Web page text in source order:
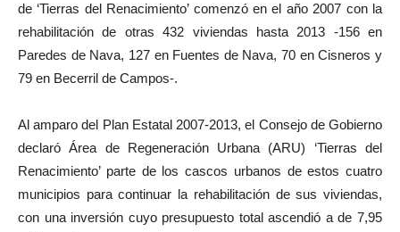
de ‘Tierras del Renacimiento’ comenzó en el año 2007 con la
rehabilitación de otras 432 viviendas hasta 2013 -156 en
Paredes de Nava, 127 en Fuentes de Nava, 70 en Cisneros y
79 en Becerril de Campos-.
Al amparo del Plan Estatal 2007-2013, el Consejo de Gobierno
declaró Área de Regeneración Urbana (ARU) ‘Tierras del
Renacimiento’ parte de los cascos urbanos de estos cuatro
municipios para continuar la rehabilitación de sus viviendas,
con una inversión cuyo presupuesto total ascendió a de 7,95